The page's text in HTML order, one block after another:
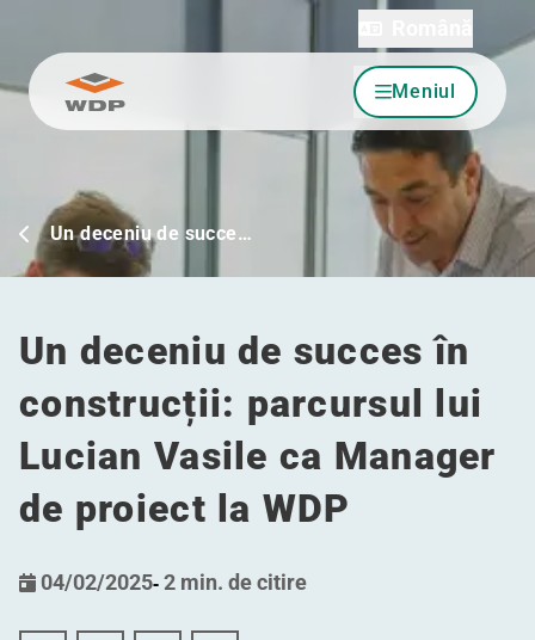
Sari la conținut Meniul
Un deceniu de succe…
Un deceniu de succes în
construcții: parcursul lui
Lucian Vasile ca Manager
de proiect la WDP
04/02/2025-2 min. de citire